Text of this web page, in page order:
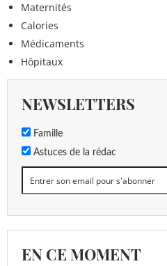
Maternités
Calories
Médicaments
Hôpitaux
NEWSLETTERS
Famille
Astuces de la rédac
EN CE MOMENT